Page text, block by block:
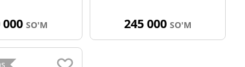
000SO'M 245 000 SO'M